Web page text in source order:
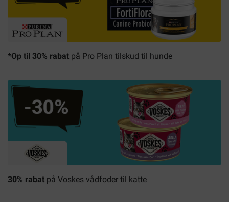
*Op til 30% rabat på Pro Plan tilskud til hunde
30% rabat på Voskes vådfoder til katte